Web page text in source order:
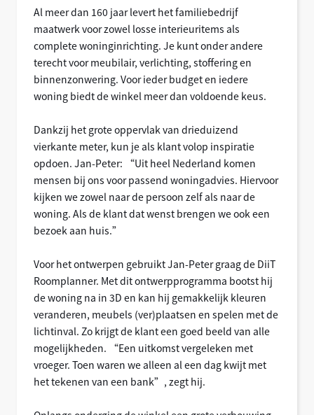
Al meer dan 160 jaar levert het familiebedrijf
maatwerk voor zowel losse interieuritems als
complete woninginrichting. Je kunt onder andere
terecht voor meubilair, verlichting, stoffering en
binnenzonwering. Voor ieder budget en iedere
woning biedt de winkel meer dan voldoende keus.
Dankzij het grote oppervlak van drieduizend
vierkante meter, kun je als klant volop inspiratie
opdoen. Jan-Peter: “Uit heel Nederland komen
mensen bij ons voor passend woningadvies. Hiervoor
kijken we zowel naar de persoon zelf als naar de
woning. Als de klant dat wenst brengen we ook een
bezoek aan huis.”
Voor het ontwerpen gebruikt Jan-Peter graag de DiiT
Roomplanner. Met dit ontwerpprogramma bootst hij
de woning na in 3D en kan hij gemakkelijk kleuren
veranderen, meubels (ver)plaatsen en spelen met de
lichtinval. Zo krijgt de klant een goed beeld van alle
mogelijkheden. “Een uitkomst vergeleken met
vroeger. Toen waren we alleen al een dag kwijt met
het tekenen van een bank”, zegt hij.